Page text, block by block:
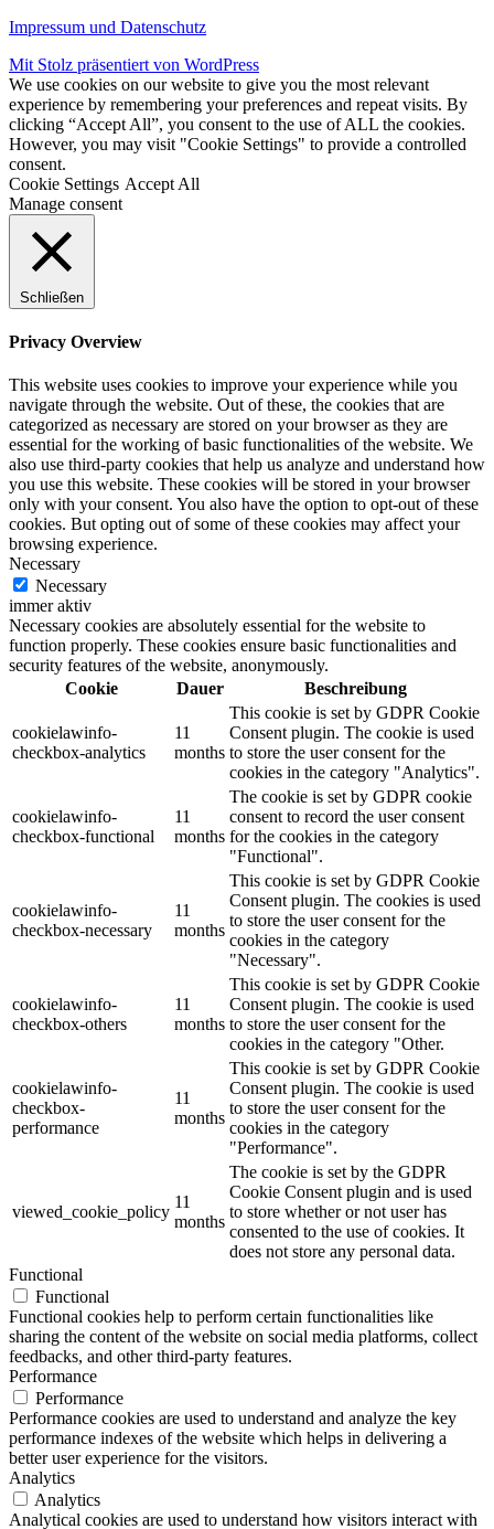
Impressum und Datenschutz
Mit Stolz präsentiert von WordPress
We use cookies on our website to give you the most relevant
experience by remembering your preferences and repeat visits. By
clicking “Accept All”, you consent to the use of ALL the cookies.
However, you may visit "Cookie Settings" to provide a controlled
consent.
Cookie Settings Accept All
Manage consent
Schließen
Privacy Overview
This website uses cookies to improve your experience while you
navigate through the website. Out of these, the cookies that are
categorized as necessary are stored on your browser as they are
essential for the working of basic functionalities of the website. We
also use third-party cookies that help us analyze and understand how
you use this website. These cookies will be stored in your browser
only with your consent. You also have the option to opt-out of these
cookies. But opting out of some of these cookies may affect your
browsing experience.
Necessary
Necessary
immer aktiv
Necessary cookies are absolutely essential for the website to
function properly. These cookies ensure basic functionalities and
security features of the website, anonymously.
Cookie
Dauer Beschreibung
cookielawinfo-
checkbox-analytics
11
months
This cookie is set by GDPR Cookie
Consent plugin. The cookie is used
to store the user consent for the
cookies in the category "Analytics".
cookielawinfo-
checkbox-functional
11
months
The cookie is set by GDPR cookie
consent to record the user consent
for the cookies in the category
"Functional".
cookielawinfo-
checkbox-necessary
11
months
This cookie is set by GDPR Cookie
Consent plugin. The cookies is used
to store the user consent for the
cookies in the category
"Necessary".
cookielawinfo-
checkbox-others
11
months
This cookie is set by GDPR Cookie
Consent plugin. The cookie is used
to store the user consent for the
cookies in the category "Other.
cookielawinfo-
checkbox-
performance
11
months
This cookie is set by GDPR Cookie
Consent plugin. The cookie is used
to store the user consent for the
cookies in the category
"Performance".
viewed_cookie_policy
11
months
The cookie is set by the GDPR
Cookie Consent plugin and is used
to store whether or not user has
consented to the use of cookies. It
does not store any personal data.
Functional
Functional
Functional cookies help to perform certain functionalities like
sharing the content of the website on social media platforms, collect
feedbacks, and other third-party features.
Performance
Performance
Performance cookies are used to understand and analyze the key
performance indexes of the website which helps in delivering a
better user experience for the visitors.
Analytics
Analytics
Analytical cookies are used to understand how visitors interact with